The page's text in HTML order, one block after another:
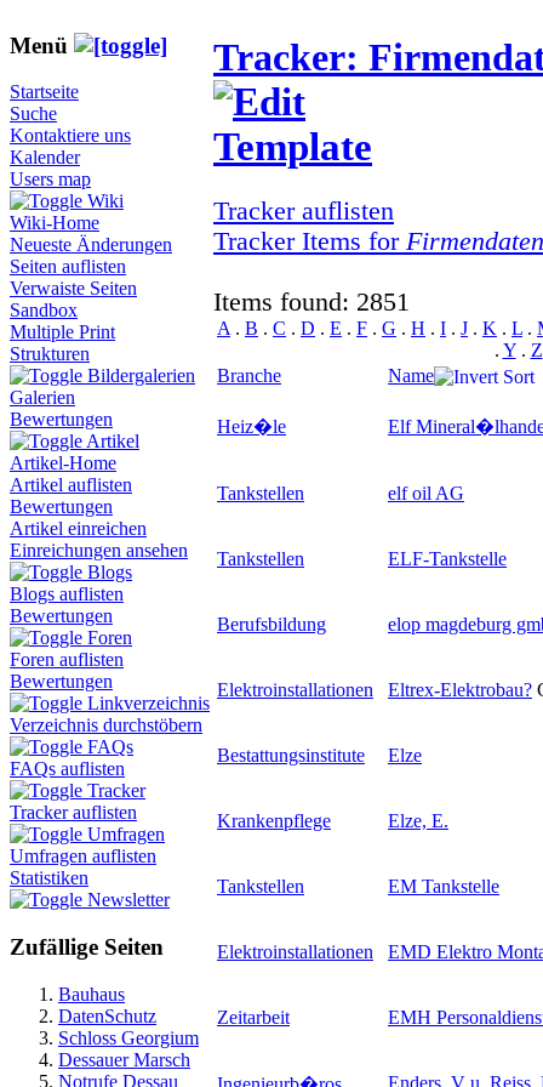
Menü
Startseite
Suche
Kontaktiere uns
Kalender
Users map
Wiki
Wiki-Home
Neueste Änderungen
Seiten auflisten
Verwaiste Seiten
Sandbox
Multiple Print
Strukturen
Bildergalerien
Galerien
Bewertungen
Artikel
Artikel-Home
Artikel auflisten
Bewertungen
Artikel einreichen
Einreichungen ansehen
Blogs
Blogs auflisten
Bewertungen
Foren
Foren auflisten
Bewertungen
Linkverzeichnis
Verzeichnis durchstöbern
FAQs
FAQs auflisten
Tracker
Tracker auflisten
Umfragen
Umfragen auflisten
Statistiken
Newsletter
Zufällige Seiten
Bauhaus
DatenSchutz
Schloss Georgium
Dessauer Marsch
Notrufe Dessau
Tracker:
Tracker auflisten
Tracker Items for
Items found: 2851
A . B . C . D . E . F . G . H . I . J . K . L .
. Y. Z
Branche
Name
Heiz�le Elf
Tankstellen elf oil AG
Tankstellen ELF-Tankstelle
Berufsbildung elop magdeburg
Elektroinstallationen Eltrex-Elektrobau?
Bestattungsinstitute Elze
Krankenpflege Elze, E.
Tankstellen EM Tankstelle
Elektroinstallationen EMD Elektro
Zeitarbeit EMH
Enders, V u.